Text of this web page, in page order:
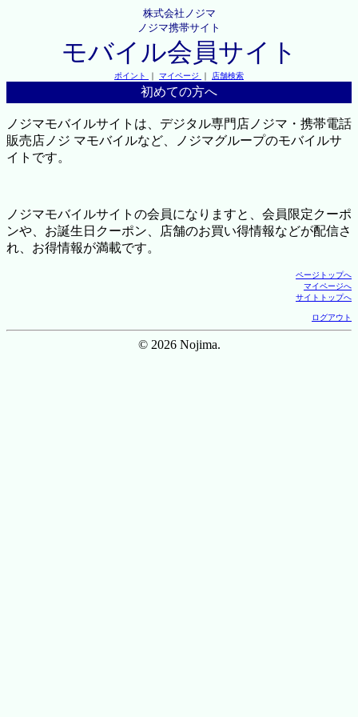
株式会社ノジマ
ノジマ携帯サイト
モバイル会員サイト
ポイント ｜ マイページ ｜ 店舗検索
初めての方へ
ノジマモバイルサイトは、デジタル専門店ノジマ・携帯電話
販売店ノジ マモバイルなど、ノジマグループのモバイルサ
イトです。
ノジマモバイルサイトの会員になりますと、会員限定クーポ
ンや、お誕生日クーポン、店舗のお買い得情報などが配信さ
れ、お得情報が満載です。
ページトップへ
マイページへ
サイトトップへ
ログアウト
© 2026 Nojima.